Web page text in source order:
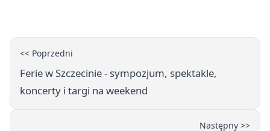
<< Poprzedni
Ferie w Szczecinie - sympozjum, spektakle,
koncerty i targi na weekend
Następny >>